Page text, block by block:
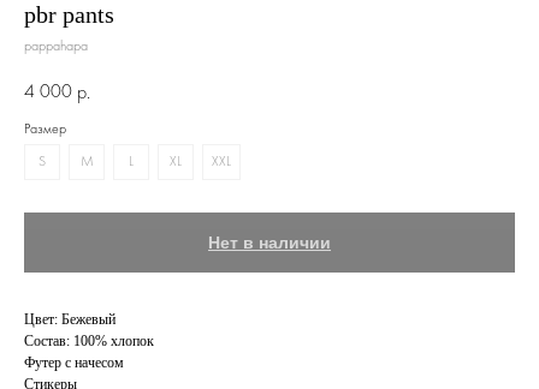
pbr pants
pappahapa
4 000 р.
Размер
S M L XL XXL
Нет в наличии
Цвет: Бежевый
Состав: 100% хлопок
Футер с начесом
Стикеры